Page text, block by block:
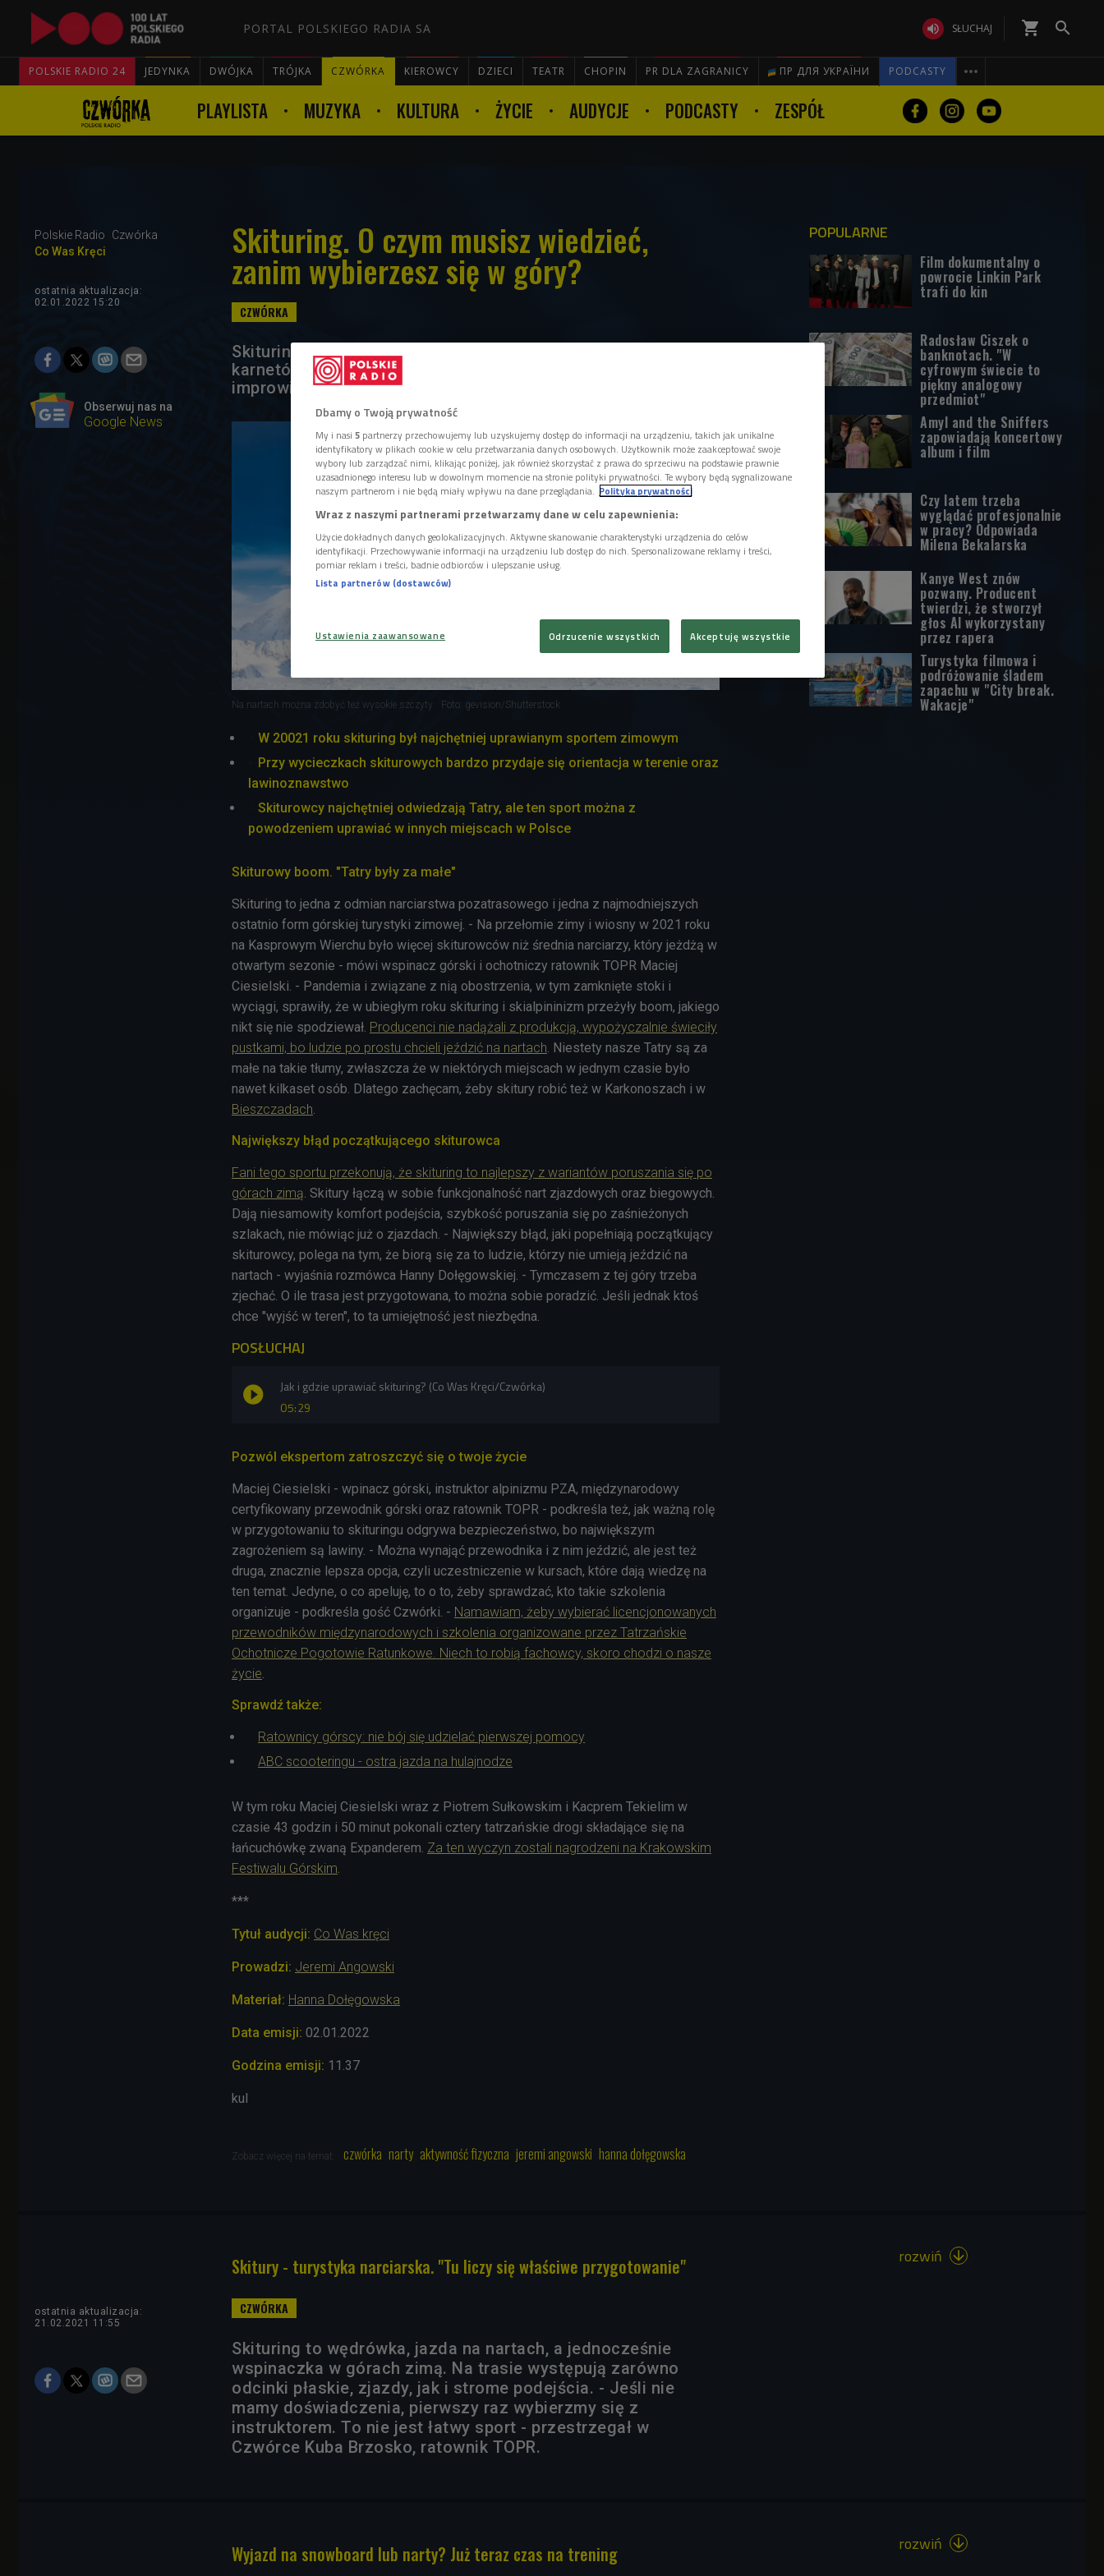
PORTAL POLSKIEGO RADIA SA  SŁUCHAJ shopping_cart 
POLSKIE RADIO 24 JEDYNKA DWÓJKA TRÓJKA CZWÓRKA KIEROWCY DZIECI TEATR CHOPIN PR DLA ZAGRANICY ПР ДЛЯ УКРАЇНИ PODCASTY 

PLAYLISTA MUZYKA KULTURA ŻYCIE AUDYCJE PODCASTY ZESPÓŁ
Polskie Radio
Czwórka
Co Was Kręci
Skituring. O czym musisz wiedzieć,
zanim wybierzesz się w góry?
ostatnia aktualizacja:
02.01.2022 15:20
Obserwuj nas na
Google News
Skituring to sfera wolności i uniezależnienia się od wyciągów,
karnetów i kolejek. Choć w tej dyscyplinie jest dużo swobody i
improwizacji, warto się do tego odpowiednio przygotować.
Na nartach można zdobyć też wysokie szczyty Foto: gevision/Shutterstock
W 20021 roku skituring był najchętniej uprawianym sportem zimowym
Przy wycieczkach skiturowych bardzo przydaje się orientacja w terenie oraz
lawinoznawstwo
Skiturowcy najchętniej odwiedzają Tatry, ale ten sport można z
powodzeniem uprawiać w innych miejscach w Polsce
Skiturowy boom. "Tatry były za małe"
Skituring to jedna z odmian narciarstwa pozatrasowego i jedna z najmodniejszych
ostatnio form górskiej turystyki zimowej. - Na przełomie zimy i wiosny w 2021 roku
na Kasprowym Wierchu było więcej skiturowców niż średnia narciarzy, który jeżdżą w
otwartym sezonie - mówi wspinacz górski i ochotniczy ratownik TOPR Maciej
Ciesielski. - Pandemia i związane z nią obostrzenia, w tym zamknięte stoki i
wyciągi, sprawiły, że w ubiegłym roku skituring i skialpininizm przeżyły boom, jakiego
nikt się nie spodziewał. Producenci nie nadążali z produkcją, wypożyczalnie świeciły
pustkami, bo ludzie po prostu chcieli jeździć na nartach. Niestety nasze Tatry są za
małe na takie tłumy, zwłaszcza że w niektórych miejscach w jednym czasie było
nawet kilkaset osób. Dlatego zachęcam, żeby skitury robić też w Karkonoszach i w
Bieszczadach.
Największy błąd początkującego skiturowca
Fani tego sportu przekonują, że skituring to najlepszy z wariantów poruszania się po
górach zimą. Skitury łączą w sobie funkcjonalność nart zjazdowych oraz biegowych.
Dają niesamowity komfort podejścia, szybkość poruszania się po zaśnieżonych
szlakach, nie mówiąc już o zjazdach. - Największy błąd, jaki popełniają początkujący
skiturowcy, polega na tym, że biorą się za to ludzie, którzy nie umieją jeździć na
nartach - wyjaśnia rozmówca Hanny Dołęgowskiej. - Tymczasem z tej góry trzeba
zjechać. O ile trasa jest przygotowana, to można sobie poradzić. Jeśli jednak ktoś
chce "wyjść w teren", to ta umiejętność jest niezbędna.
POSŁUCHAJ
05:29
Jak i gdzie uprawiać skituring? (Co Was Kręci/Czwórka)
Pozwól ekspertom zatroszczyć się o twoje życie
Maciej Ciesielski - wpinacz górski, instruktor alpinizmu PZA, międzynarodowy
certyfikowany przewodnik górski oraz ratownik TOPR - podkreśla też, jak ważną rolę
w przygotowaniu to skituringu odgrywa bezpieczeństwo, bo największym
zagrożeniem są lawiny. - Można wynająć przewodnika i z nim jeździć, ale jest też
druga, znacznie lepsza opcja, czyli uczestniczenie w kursach, które dają wiedzę na
ten temat. Jedyne, o co apeluję, to o to, żeby sprawdzać, kto takie szkolenia
organizuje - podkreśla gość Czwórki. - Namawiam, żeby wybierać licencjonowanych
przewodników międzynarodowych i szkolenia organizowane przez Tatrzańskie
Ochotnicze Pogotowie Ratunkowe. Niech to robią fachowcy, skoro chodzi o nasze
życie.
Sprawdź także:
Ratownicy górscy: nie bój się udzielać pierwszej pomocy
ABC scooteringu - ostra jazda na hulajnodze
W tym roku Maciej Ciesielski wraz z Piotrem Sułkowskim i Kacprem Tekielim w
czasie 43 godzin i 50 minut pokonali cztery tatrzańskie drogi składające się na
łańcuchówkę zwaną Expanderem. Za ten wyczyn zostali nagrodzeni na Krakowskim
Festiwalu Górskim.
***
Tytuł audycji: Co Was kręci
Prowadzi: Jeremi Angowski
Materiał: Hanna Dołęgowska
Data emisji: 02.01.2022
Godzina emisji: 11.37
kul
Zobacz więcej na temat: czwórka narty aktywność fizyczna jeremi angowski hanna dołęgowska
POPULARNE
Film dokumentalny o
powrocie Linkin Park
trafi do kin
Radosław Ciszek o
banknotach. "W
cyfrowym świecie to
piękny analogowy
przedmiot"
Amyl and the Sniffers
zapowiadają koncertowy
album i film
Czy latem trzeba
wyglądać profesjonalnie
w pracy? Odpowiada
Milena Bekalarska
Kanye West znów
pozwany. Producent
twierdzi, że stworzył
głos AI wykorzystany
przez rapera
Turystyka filmowa i
podróżowanie śladem
zapachu w "City break.
Wakacje"
Skitury - turystyka narciarska. "Tu liczy się właściwe przygotowanie"
ostatnia aktualizacja:
21.02.2021 11:55
Skituring to wędrówka, jazda na nartach, a jednocześnie
wspinaczka w górach zimą. Na trasie występują zarówno
odcinki płaskie, zjazdy, jak i strome podejścia. - Jeśli nie
mamy doświadczenia, pierwszy raz wybierzmy się z
instruktorem. To nie jest łatwy sport - przestrzegał w
Czwórce Kuba Brzosko, ratownik TOPR.
rozwiń 
Wyjazd na snowboard lub narty? Już teraz czas na trening rozwiń 
Dbamy o Twoją prywatność
My i nasi 5 partnerzy przechowujemy lub uzyskujemy dostęp do informacji na urządzeniu, takich jak unikalne
identyfikatory w plikach cookie w celu przetwarzania danych osobowych. Użytkownik może zaakceptować swoje
wybory lub zarządzać nimi, klikając poniżej, jak również skorzystać z prawa do sprzeciwu na podstawie prawnie
uzasadnionego interesu lub w dowolnym momencie na stronie polityki prywatności. Te wybory będą sygnalizowane
naszym partnerom i nie będą miały wpływu na dane przeglądania. Polityka prywatności
Wraz z naszymi partnerami przetwarzamy dane w celu zapewnienia:
Użycie dokładnych danych geolokalizacyjnych. Aktywne skanowanie charakterystyki urządzenia do celów
identyfikacji. Przechowywanie informacji na urządzeniu lub dostęp do nich. Spersonalizowane reklamy i treści,
pomiar reklam i treści, badnie odbiorców i ulepszanie usług.
Lista partnerów (dostawców)
Ustawienia zaawansowane Odrzucenie wszystkich Akceptuję wszystkie